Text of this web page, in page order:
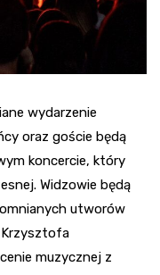
wydarzenie
oraz goście będą
koncercie, który
Widzowie będą
utworów
Krzysztofa
muzycznej z